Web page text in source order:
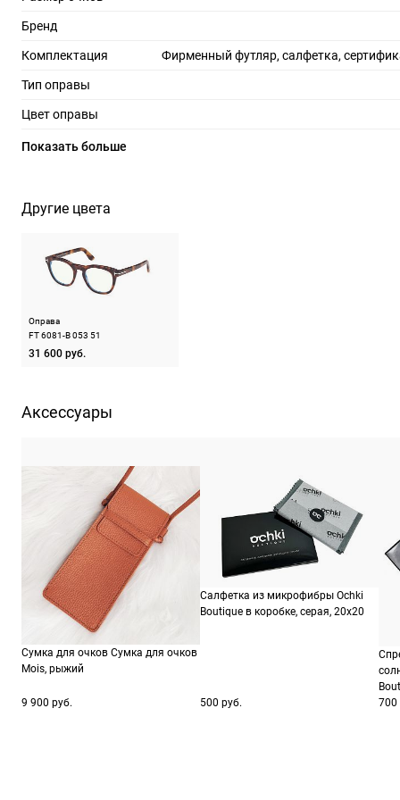
Бренд
Комплектация Фирменный футляр, салфетка,
Тип оправы
Цвет оправы
Материал оправы
Производитель
ШтрихКод
Назначение
Показать больше
Другие цвета
Оправа
FT 6081-B 053 51
31 600 руб.
Аксессуары
Сумка для очков Сумка для очков
Mois, рыжий
9 900 руб.
Салфетка из микрофибры Ochki
Boutique в коробке, серая, 20х20
500 руб.
700